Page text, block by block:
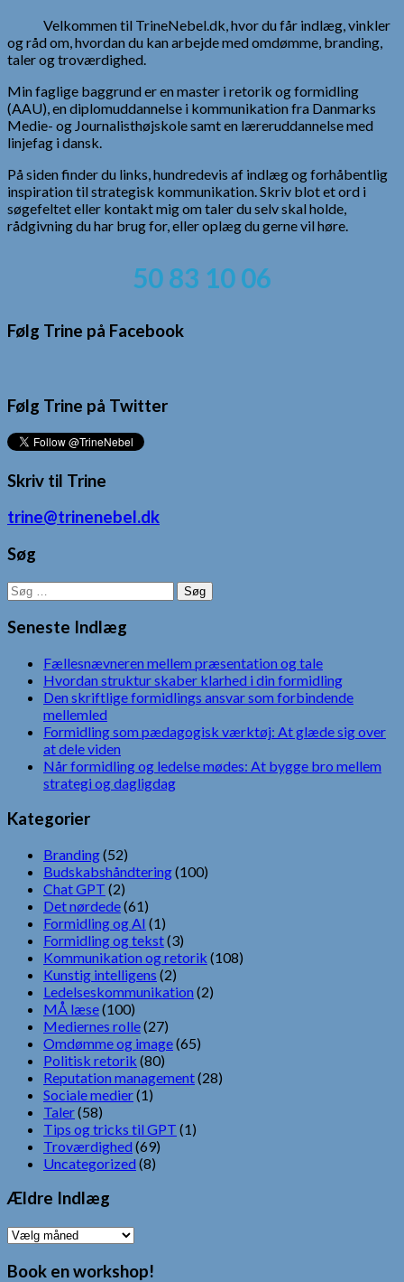
Velkommen til TrineNebel.dk, hvor du får indlæg, vinkler
og råd om, hvordan du kan arbejde med omdømme, branding,
taler og troværdighed.
Min faglige baggrund er en master i retorik og formidling
(AAU), en diplomuddannelse i kommunikation fra Danmarks
Medie- og Journalisthøjskole samt en læreruddannelse med
linjefag i dansk.
På siden finder du links, hundredevis af indlæg og forhåbentlig
inspiration til strategisk kommunikation. Skriv blot et ord i
søgefeltet eller kontakt mig om taler du selv skal holde,
rådgivning du har brug for, eller oplæg du gerne vil høre.
50 83 10 06
Følg Trine på Facebook
Følg Trine på Twitter
Skriv til Trine
trine@trinenebel.dk
Søg
Søg
efter:
Seneste Indlæg
Fællesnævneren mellem præsentation og tale
Hvordan struktur skaber klarhed i din formidling
Den skriftlige formidlings ansvar som forbindende
mellemled
Formidling som pædagogisk værktøj: At glæde sig over
at dele viden
Når formidling og ledelse mødes: At bygge bro mellem
strategi og dagligdag
Kategorier
Branding(52)
Budskabshåndtering(100)
Chat GPT (2)
Det nørdede(61)
Formidling og AI (1)
Formidling og tekst(3)
Kommunikation og retorik (108)
Kunstig intelligens (2)
Ledelseskommunikation (2)
MÅ læse(100)
Mediernes rolle(27)
Omdømme og image(65)
Politisk retorik (80)
Reputation management(28)
Sociale medier(1)
Taler(58)
Tips og tricks til GPT (1)
Troværdighed (69)
Uncategorized (8)
Ældre Indlæg
Ældre
Indlæg
Book en workshop!